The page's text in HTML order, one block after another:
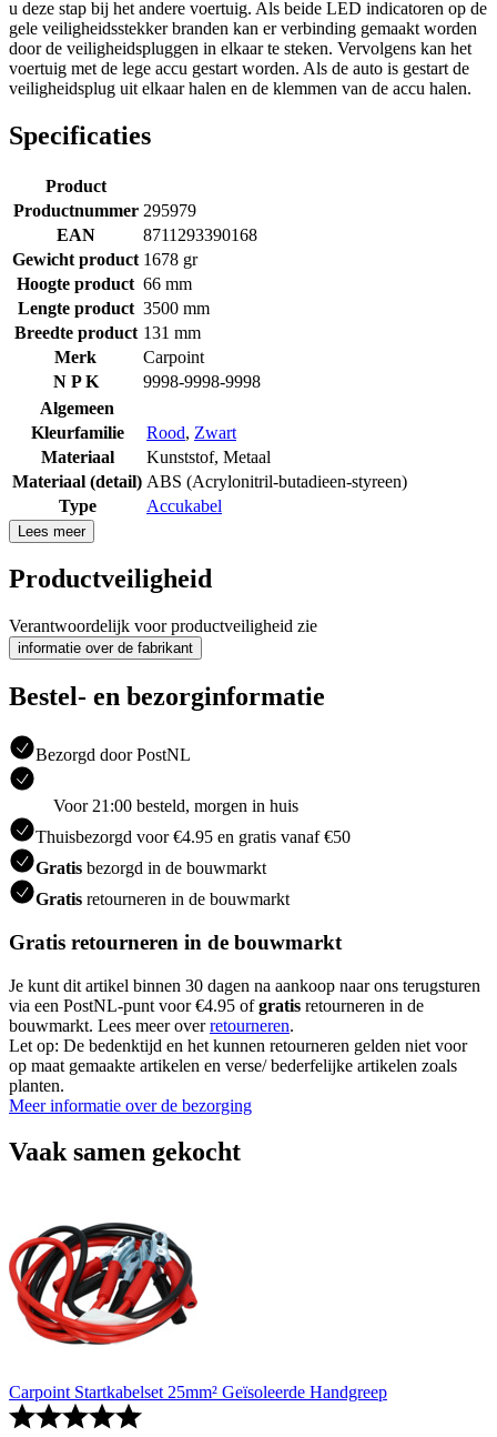
u deze stap bij het andere voertuig. Als beide LED indicatoren op de
gele veiligheidsstekker branden kan er verbinding gemaakt worden
door de veiligheidspluggen in elkaar te steken. Vervolgens kan het
voertuig met de lege accu gestart worden. Als de auto is gestart de
veiligheidsplug uit elkaar halen en de klemmen van de accu halen.
Specificaties
Product
Productnummer 295979
EAN
8711293390168
Gewicht product 1678 gr
Hoogte product 66 mm
Lengte product 3500 mm
Breedte product 131 mm
Merk
Carpoint
N P K
9998-9998-9998
Algemeen
Kleurfamilie
Rood, Zwart
Materiaal
Kunststof, Metaal
Materiaal (detail) ABS (Acrylonitril-butadieen-styreen)
Type
Accukabel
Lees meer
Productveiligheid
Verantwoordelijk voor productveiligheid zie
informatie over de fabrikant
Bestel- en bezorginformatie
Bezorgd door PostNL
Voor 21:00 besteld, morgen in huis
Thuisbezorgd voor €4.95 en gratis vanaf €50
Gratis bezorgd in de bouwmarkt
Gratis retourneren in de bouwmarkt
Gratis retourneren in de bouwmarkt
Je kunt dit artikel binnen 30 dagen na aankoop naar ons terugsturen
via een PostNL-punt voor €4.95 ofgratis retourneren in de
bouwmarkt. Lees meer overretourneren.
Let op: De bedenktijd en het kunnen retourneren gelden niet voor
op maat gemaakte artikelen en verse/ bederfelijke artikelen zoals
planten.
Meer informatie over de bezorging
Vaak samen gekocht
Carpoint Startkabelset 25mm² Geïsoleerde Handgreep